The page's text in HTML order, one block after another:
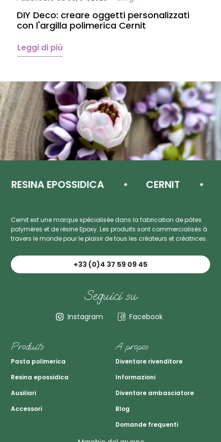
DIY Deco: creare oggetti personalizzati
con l'argilla polimerica Cernit
Leggi di più
EPOSSIDICA CERNIT
Cernit est une marque spécialisée dans la fabrication de pâtes
polymères et de résine Epoxy. Les produits sont commercialisés à
travers le monde pour le plaisir de tous les créateurs et créatrices.
+33 (0)4 37 59 09 45
Seguici su
Instagram Facebook
Produits
Pasta polimerica
Resina epossidica
Ausiliari
Accessori
A propos
Diventare rivenditore
Informazioni
Diventare ambasciatore
Blog
Domande frequenti